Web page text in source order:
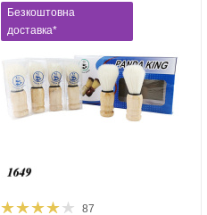
Безкоштовна
доставка*
87